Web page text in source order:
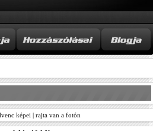
képei | rajta van a fotón